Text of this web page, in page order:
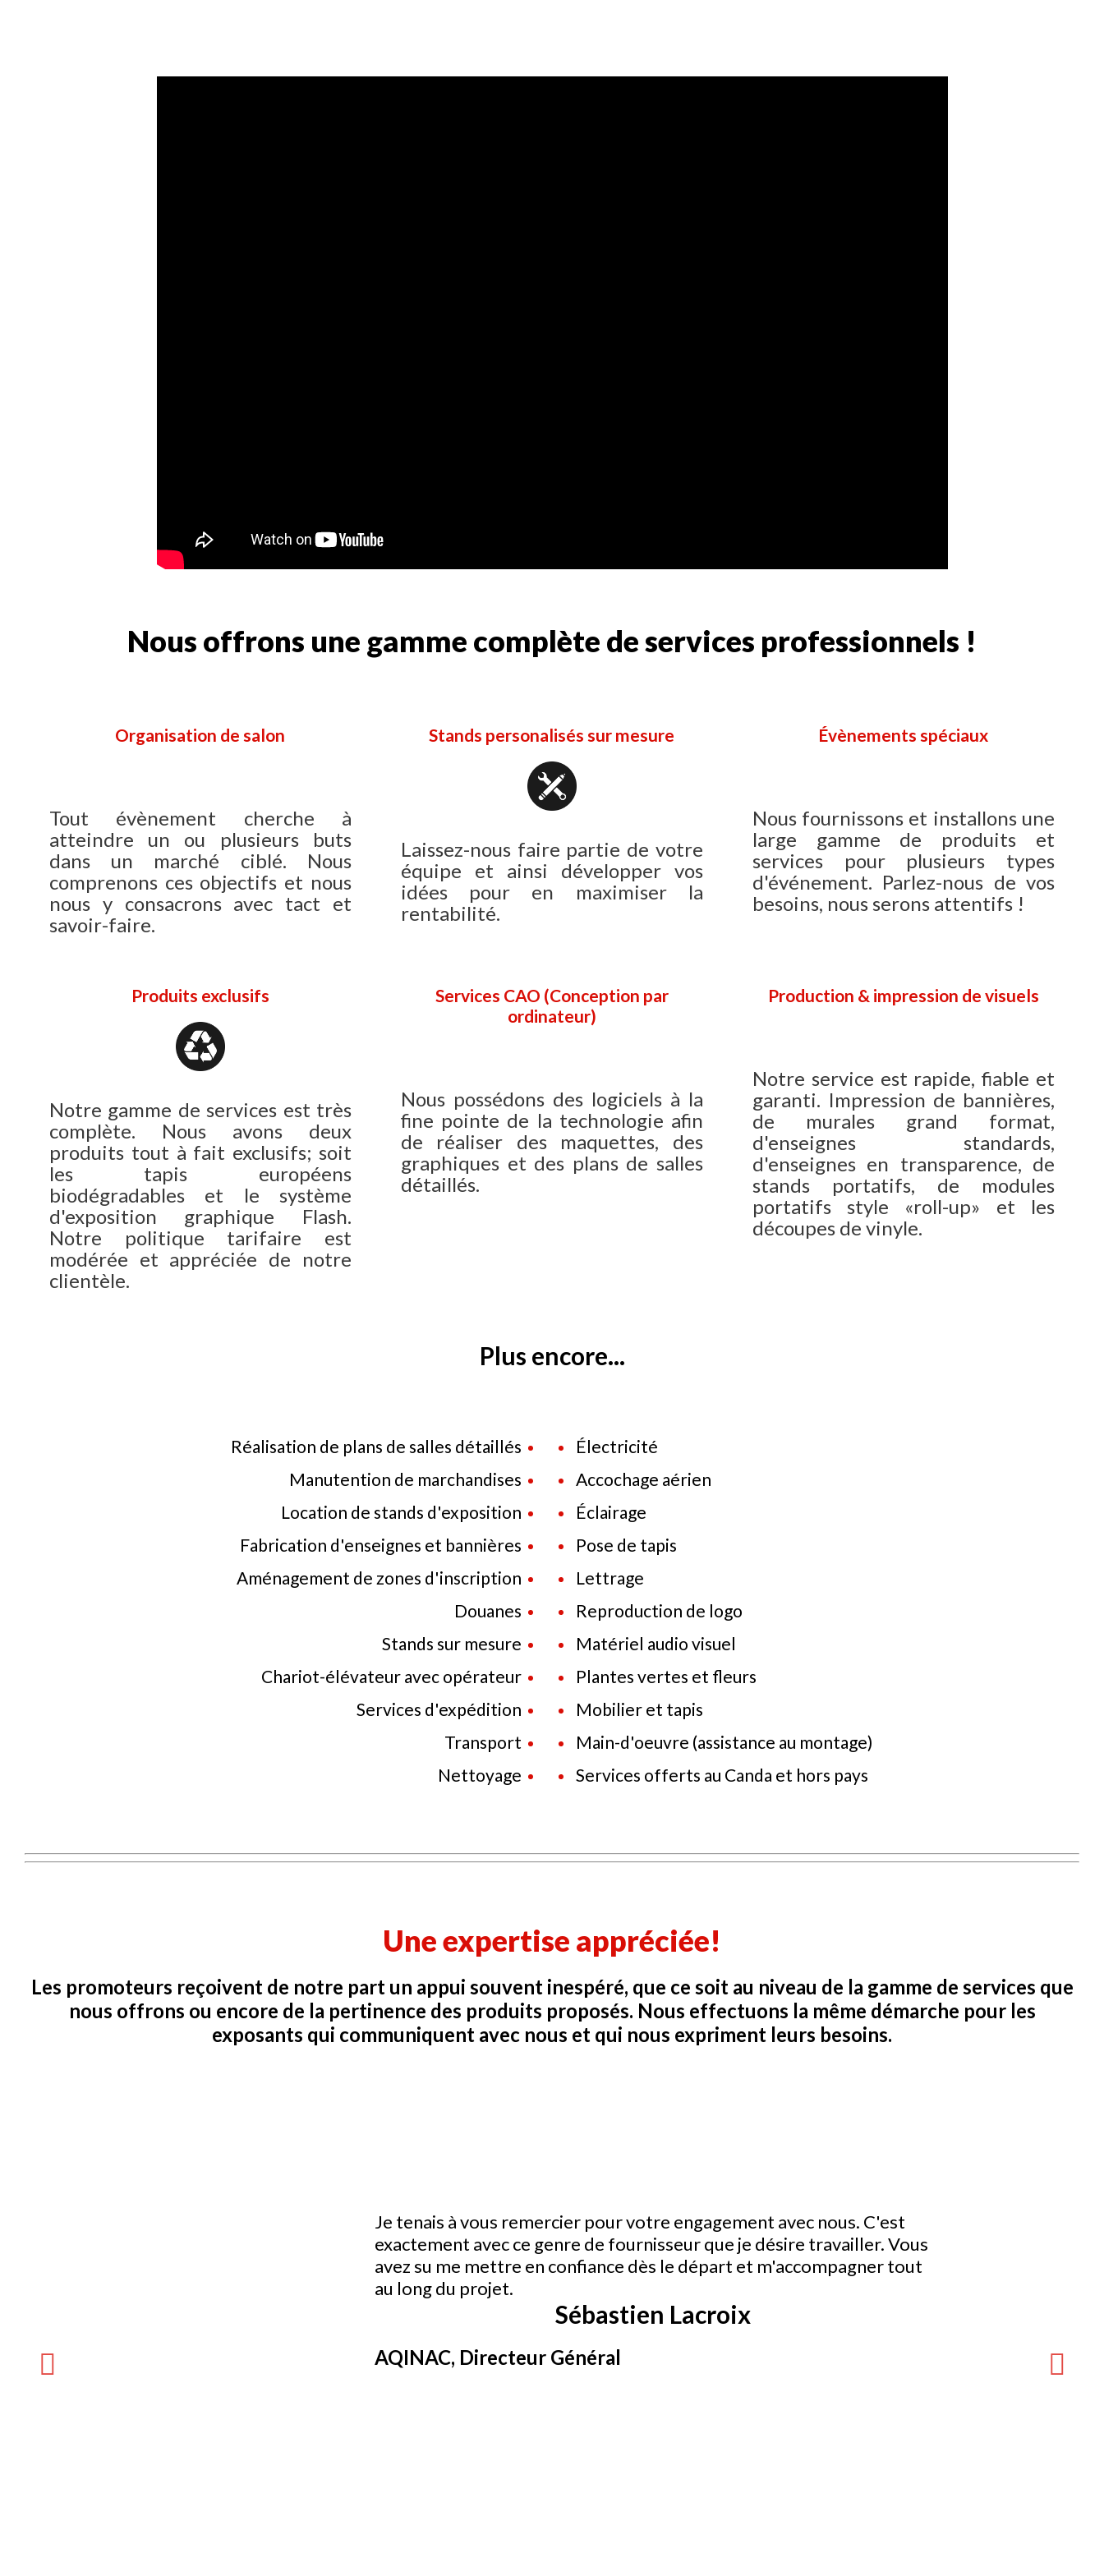
Nous offrons une gamme complète de services professionnels !
Organisation de salon
Tout évènement cherche à
atteindre un ou plusieurs buts
dans un marché ciblé. Nous
comprenons ces objectifs et nous
nous y consacrons avec tact et
savoir-faire.
Stands personalisés sur mesure
Laissez-nous faire partie de votre
équipe et ainsi développer vos
idées pour en maximiser la
rentabilité.
Évènements spéciaux
Nous fournissons et installons une
large gamme de produits et
services pour plusieurs types
d'événement. Parlez-nous de vos
besoins, nous serons attentifs !
Produits exclusifs
Notre gamme de services est très
complète. Nous avons deux
produits tout à fait exclusifs; soit
les tapis européens
biodégradables et le système
d'exposition graphique Flash.
Notre politique tarifaire est
modérée et appréciée de notre
clientèle.
Services CAO (Conception par
ordinateur)
Nous possédons des logiciels à la
fine pointe de la technologie afin
de réaliser des maquettes, des
graphiques et des plans de salles
détaillés.
Production & impression de visuels
Notre service est rapide, fiable et
garanti. Impression de bannières,
de murales grand format,
d'enseignes standards,
d'enseignes en transparence, de
stands portatifs, de modules
portatifs style «roll-up» et les
découpes de vinyle.
Plus encore...
Électricité
Accochage aérien
Éclairage
Pose de tapis
Lettrage
Reproduction de logo
Matériel audio visuel
Plantes vertes et fleurs
Mobilier et tapis
Main-d'oeuvre (assistance au montage)
Services offerts au Canda et hors pays
Une expertise appréciée!
Les promoteurs reçoivent de notre part un appui souvent inespéré, que ce soit au niveau de la gamme de services que
nous offrons ou encore de la pertinence des produits proposés. Nous effectuons la même démarche pour les
exposants qui communiquent avec nous et qui nous expriment leurs besoins.
encore pour
Je tenais à vous remercier pour votre engagement avec nous. C'est
exactement avec ce genre de fournisseur que je désire travailler. Vous
avez su me mettre en confiance dès le départ et m'accompagner tout
au long du projet.
Sébastien Lacroix
AQINAC, Directeur Général